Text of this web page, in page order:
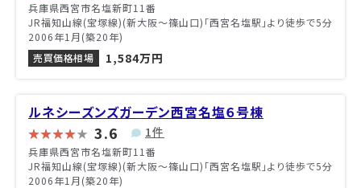
兵庫県西宮市名塩新町11番
JR福知山線(宝塚線)(新大阪～篠山口)「西宮名塩駅」より徒歩で5分
2006年1月(築20年)
売買価格相場
1,584万円
ルネシーズンズガーデン西宮名塩６号棟
3.6 1件
兵庫県西宮市名塩新町11番
JR福知山線(宝塚線)(新大阪～篠山口)「西宮名塩駅」より徒歩で5分
2006年1月(築20年)